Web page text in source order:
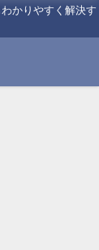
かりやすく解決す